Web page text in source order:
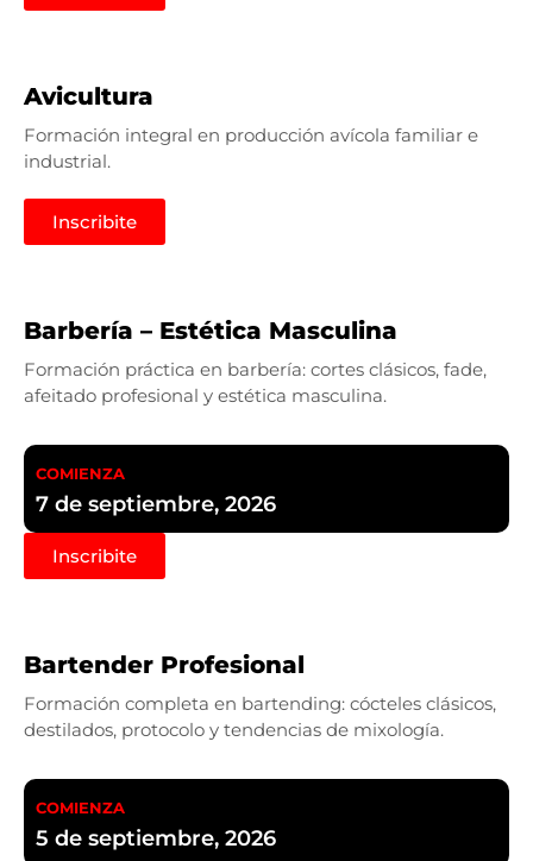
Avicultura
Formación integral en producción avícola familiar e
industrial.
Inscribite
Barbería – Estética Masculina
Formación práctica en barbería: cortes clásicos, fade,
afeitado profesional y estética masculina.
COMIENZA
7 de septiembre, 2026
Inscribite
Bartender Profesional
Formación completa en bartending: cócteles clásicos,
destilados, protocolo y tendencias de mixología.
COMIENZA
5 de septiembre, 2026